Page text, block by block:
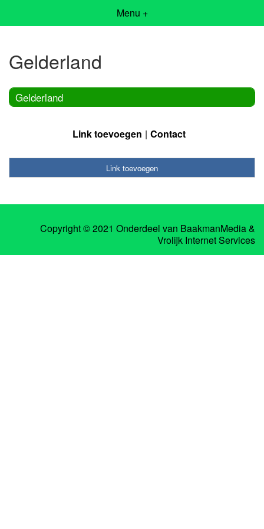
Menu +
Gelderland
Gelderland
Link toevoegen Contact
Link toevoegen
Copyright © 2021 Onderdeel van BaakmanMedia&
Vrolijk Internet Services